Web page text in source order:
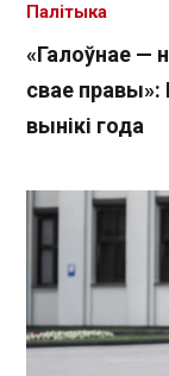
«Галоўнае —
свае правы»:
вынікі года
Палітыка